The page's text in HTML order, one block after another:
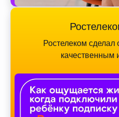
Ростелеком
качественным